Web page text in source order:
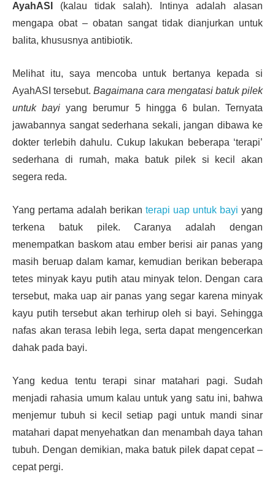
AyahASI
(kalau tidak salah). Intinya adalah alasan
mengapa obat – obatan sangat tidak dianjurkan untuk
balita, khususnya antibiotik.
Melihat itu, saya mencoba untuk bertanya kepada si
AyahASI tersebut. Bagaimana cara mengatasi batuk pilek
untuk bayi yang berumur 5 hingga 6 bulan. Ternyata
jawabannya sangat sederhana sekali, jangan dibawa ke
dokter terlebih dahulu. Cukup lakukan beberapa ‘terapi’
sederhana di rumah, maka batuk pilek si kecil akan
segera reda.
Yang pertama adalah berikan terapi uap untuk bayi yang
terkena batuk pilek. Caranya adalah dengan
menempatkan baskom atau ember berisi air panas yang
masih beruap dalam kamar, kemudian berikan beberapa
tetes minyak kayu putih atau minyak telon. Dengan cara
tersebut, maka uap air panas yang segar karena minyak
kayu putih tersebut akan terhirup oleh si bayi. Sehingga
nafas akan terasa lebih lega, serta dapat mengencerkan
dahak pada bayi.
Yang kedua tentu terapi sinar matahari pagi. Sudah
menjadi rahasia umum kalau untuk yang satu ini, bahwa
menjemur tubuh si kecil setiap pagi untuk mandi sinar
matahari dapat menyehatkan dan menambah daya tahan
tubuh. Dengan demikian, maka batuk pilek dapat cepat –
cepat pergi.